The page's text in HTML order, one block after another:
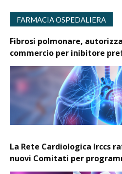
FARMACIA OSPEDALIERA
Fibrosi polmonare,
commercio per inibitore
La Rete Cardiologica Irccs
nuovi Comitati per